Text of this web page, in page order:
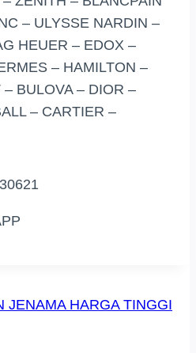
– ULYSSE NARDIN –
HEUER – EDOX –
– HAMILTON –
BULOVA – DIOR –
– CARTIER –
JENAMA HARGA TINGGI